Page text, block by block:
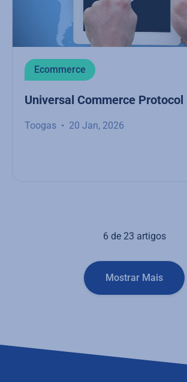
Ecommerce
Universal Commerce Protocol
Toogas 20 Jan, 2026
6 de 23 artigos
Mostrar Mais